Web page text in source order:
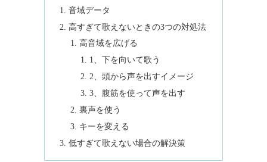
音域データ
高すぎて歌えないときの3つの対処法
高音域を広げる
1、下を向いて歌う
2、頭から声を出すイメージ
3、腹筋を使って声を出す
裏声を使う
キーを変える
低すぎて歌えない場合の解決策